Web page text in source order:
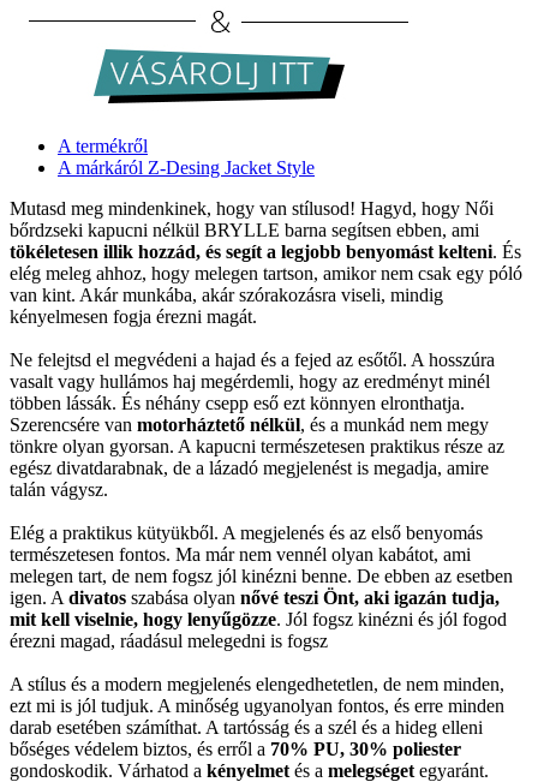
A termékről
A márkáról Z-Desing Jacket Style
Mutasd meg mindenkinek, hogy van stílusod! Hagyd, hogy Női
bőrdzseki kapucni nélkül BRYLLE barna segítsen ebben, ami
tökéletesen illik hozzád, és segít a legjobb benyomást kelteni. És
elég meleg ahhoz, hogy melegen tartson, amikor nem csak egy póló
van kint. Akár munkába, akár szórakozásra viseli, mindig
kényelmesen fogja érezni magát.
Ne felejtsd el megvédeni a hajad és a fejed az esőtől. A hosszúra
vasalt vagy hullámos haj megérdemli, hogy az eredményt minél
többen lássák. És néhány csepp eső ezt könnyen elronthatja.
Szerencsére van motorháztető nélkül, és a munkád nem megy
tönkre olyan gyorsan. A kapucni természetesen praktikus része az
egész divatdarabnak, de a lázadó megjelenést is megadja, amire
talán vágysz.
Elég a praktikus kütyükből. A megjelenés és az első benyomás
természetesen fontos. Ma már nem vennél olyan kabátot, ami
melegen tart, de nem fogsz jól kinézni benne. De ebben az esetben
igen. A divatos szabása olyan nővé teszi Önt, aki igazán tudja,
mit kell viselnie, hogy lenyűgözze. Jól fogsz kinézni és jól fogod
érezni magad, ráadásul melegedni is fogsz
A stílus és a modern megjelenés elengedhetetlen, de nem minden,
ezt mi is jól tudjuk. A minőség ugyanolyan fontos, és erre minden
darab esetében számíthat. A tartósság és a szél és a hideg elleni
bőséges védelem biztos, és erről a 70% PU, 30% poliester
gondoskodik. Várhatod a kényelmet és a melegséget egyaránt.